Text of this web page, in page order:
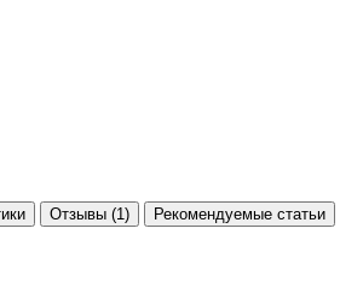
Отзывы (1) Рекомендуемые статьи